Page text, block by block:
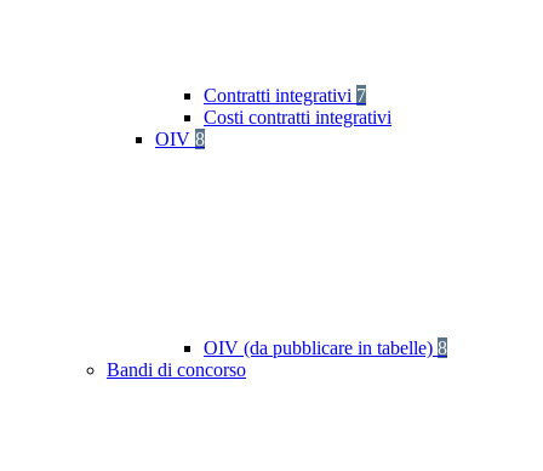
Contratti integrativi 7
Costi contratti integrativi
OIV 8
OIV (da pubblicare in tabelle) 8
Bandi di concorso